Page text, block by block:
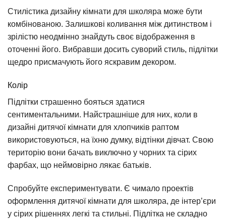
Стилістика дизайну кімнати для школяра може бути
комбінованою. Залишкові коливання між дитинством і
зрілістю неодмінно знайдуть своє відображення в
оточенні його. Вибравши досить суворий стиль, підлітки
щедро присмачують його яскравим декором.
Колір
Підлітки страшенно бояться здатися
сентиментальними. Найстрашніше для них, коли в
дизайні дитячої кімнати для хлопчиків раптом
використовуються, на їхню думку, відтінки дівчат. Свою
територію вони бачать виключно у чорних та сірих
фарбах, що неймовірно лякає батьків.
Спробуйте експериментувати. Є чимало проектів
оформлення дитячої кімнати для школяра, де інтер’єри
у сірих рішеннях легкі та стильні. Підлітка не складно